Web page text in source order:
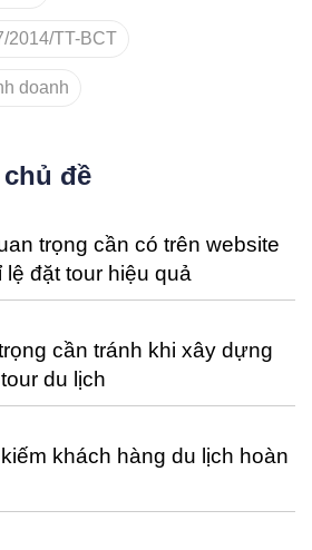
2014/TT-BCT
doanh
đề
trọng cần có trên website
đặt tour hiệu quả
cần tránh khi xây dựng
du lịch
khách hàng du lịch hoàn